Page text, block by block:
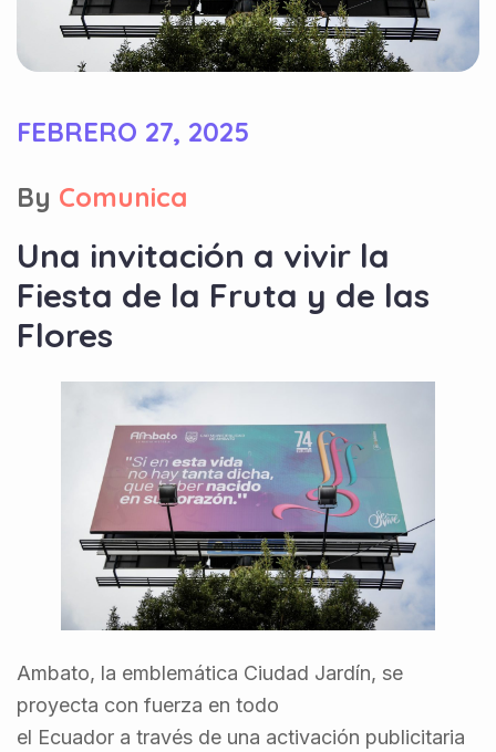
FEBRERO 27, 2025
By Comunica
Una invitación a vivir la
Fiesta de la Fruta y de las
Flores
Ambato, la emblemática Ciudad Jardín, se
proyecta con fuerza en todo
el Ecuador a través de una activación publicitaria